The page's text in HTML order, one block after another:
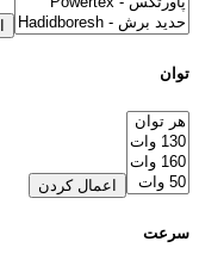
توان
اعمال کردن
سرعت